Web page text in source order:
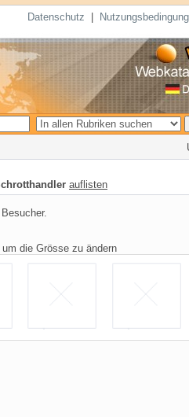
Datenschutz
auflisten
Besucher.
die Grösse zu ändern